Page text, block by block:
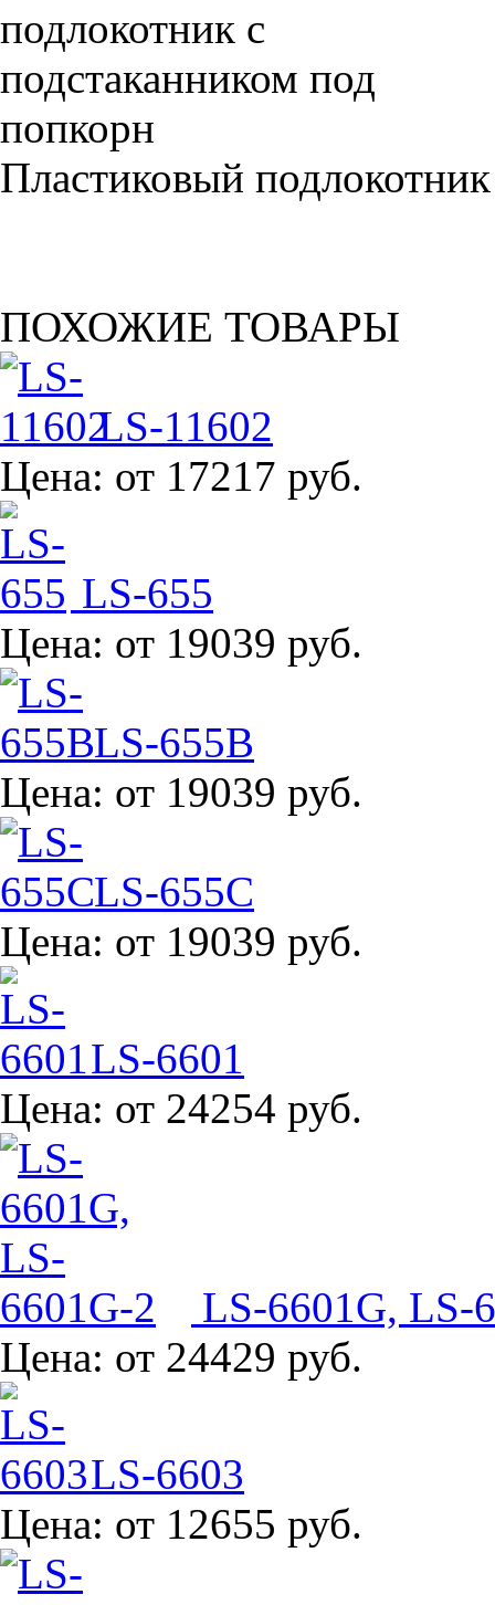
Пластиковый
ПОХОЖИЕ ТОВАРЫ
LS-11602
Цена: от 17217 руб.
LS-655
Цена: от 19039 руб.
LS-655B
Цена: от 19039 руб.
LS-655C
Цена: от 19039 руб.
LS-6601
Цена: от 24254 руб.
LS-6601G, LS-
Цена: от 24429 руб.
LS-6603
Цена: от 12655 руб.